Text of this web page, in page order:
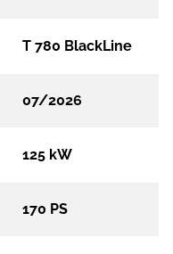
T 780 BlackLine
07/2026
125 kW
170 PS